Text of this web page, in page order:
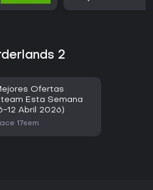
2
Ofertas
Esta Semana
12 Abril 2026)
17sem